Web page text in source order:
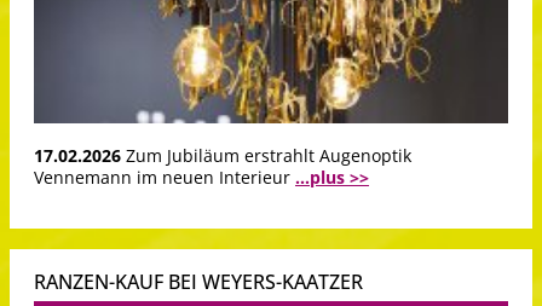
17.02.2026 Zum Jubiläum erstrahlt Augenoptik
Vennemann im neuen Interieur ...plus >>
RANZEN-KAUF BEI WEYERS-KAATZER